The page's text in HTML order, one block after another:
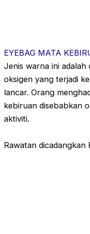
EYEBAG MATA
Jenis warna ini
oksigen yang terjadi
lancar. Orang
kebiruan disebabkan
aktiviti.
Rawatan dicadangkan